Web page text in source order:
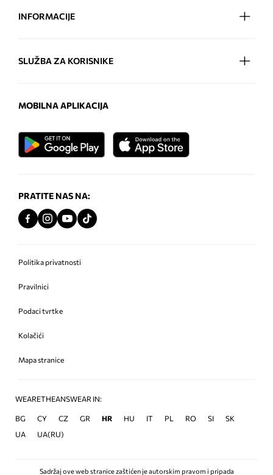
INFORMACIJE
SLUŽBA ZA KORISNIKE
MOBILNA APLIKACIJA
PRATITE NAS NA:
Politika privatnosti
Pravilnici
Podaci tvrtke
Kolačići
Mapa stranice
WEARETHEANSWEAR IN:
BG CY CZ GR HR HU IT PL RO SI
SK
UA
UA(RU)
Sadržaj ove web stranice zaštićen je autorskim pravom i pripada